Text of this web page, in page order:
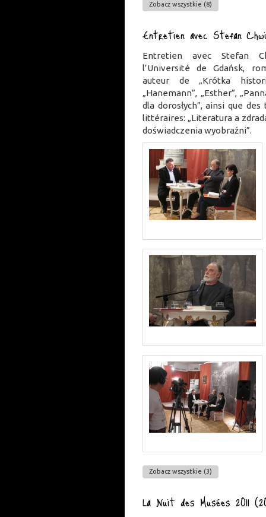
Zobacz wszystkie (8)
Entretien avec Stefan
Entretien avec Stefan
l’Université de Gdańsk,
auteur de „Krótka
„Hanemann”, „Esther”,
dla dorosłych”, ainsi que
littéraires: „Literatura a
doświadczenia wyobraźni”.
Zobacz wszystkie (3)
La Nuit des Musées 2011